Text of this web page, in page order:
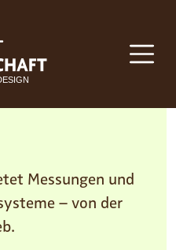
Messungen und
– von der